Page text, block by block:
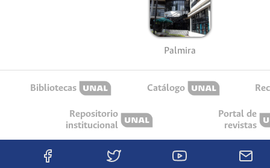
Palmira
Bibliotecas Catálogo
Repositorio
institucional
Portal de
revistas